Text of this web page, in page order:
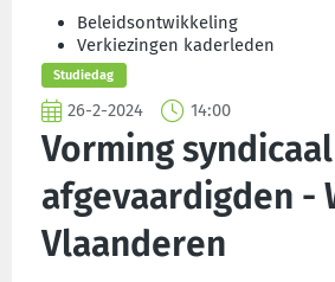
Beleidsontwikkeling
Verkiezingen kaderleden
Studiedag
26-2-2024 14:00
Vorming syndicaal
afgevaardigden -
Vlaanderen